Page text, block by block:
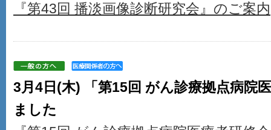
『第43回 播淡画像診断研究会』のご案内
3月4日(木) 「第15回 がん診療拠点病院
ました